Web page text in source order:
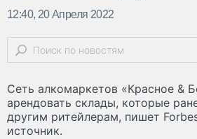
12:40, 20 Апреля 2022
Сеть алкомаркетов «Красное &
арендовать склады, которые
другим ритейлерам, пишет
источник.